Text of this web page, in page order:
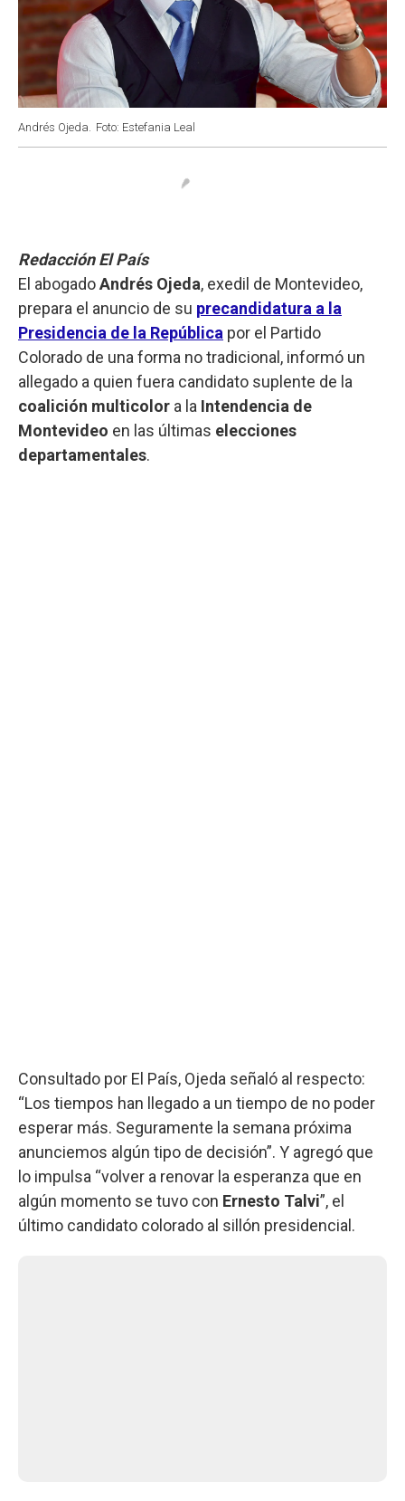
Andrés Ojeda. Foto: Estefania Leal
Redacción El País
El abogadoAndrés Ojeda, exedil de Montevideo,
prepara el anuncio de su precandidatura a la
Presidencia de la República por el Partido
Colorado de una forma no tradicional, informó un
allegado a quien fuera candidato suplente de la
coalición multicolor a la Intendencia de
Montevideo en las últimas elecciones
departamentales.
Consultado por El País, Ojeda señaló al respecto:
“Los tiempos han llegado a un tiempo de no poder
esperar más. Seguramente la semana próxima
anunciemos algún tipo de decisión”. Y agregó que
lo impulsa “volver a renovar la esperanza que en
algún momento se tuvo con Ernesto Talvi”, el
último candidato colorado al sillón presidencial.